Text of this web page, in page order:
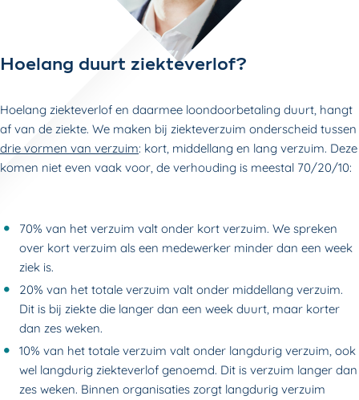
Hoelang duurt ziekteverlof?
Hoelang ziekteverlof en daarmee loondoorbetaling duurt, hangt
af van de ziekte. We maken bij ziekteverzuim onderscheid tussen
drie vormen van verzuim: kort, middellang en lang verzuim. Deze
komen niet even vaak voor, de verhouding is meestal 70/20/10:
70% van het verzuim valt onder kort verzuim. We spreken
over kort verzuim als een medewerker minder dan een week
ziek is.
20% van het totale verzuim valt onder middellang verzuim.
Dit is bij ziekte die langer dan een week duurt, maar korter
dan zes weken.
10% van het totale verzuim valt onder langdurig verzuim, ook
wel langdurig ziekteverlof genoemd. Dit is verzuim langer dan
zes weken. Binnen organisaties zorgt langdurig verzuim